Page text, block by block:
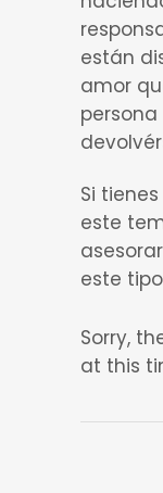
están
amor
Si
este
este
Sorry,
at this